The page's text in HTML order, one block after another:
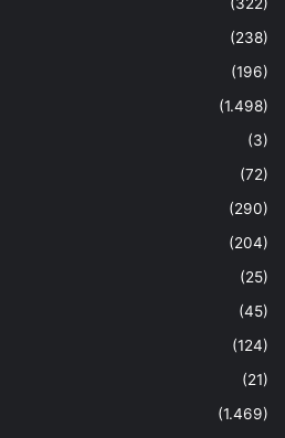
(322)
(238)
(196)
(1.498)
(3)
(72)
(290)
(204)
(25)
(45)
(124)
(21)
(1.469)